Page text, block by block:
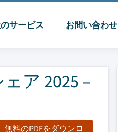
サービス お問い合わせ
ア 2025 –
無料のPDFをダウンロ